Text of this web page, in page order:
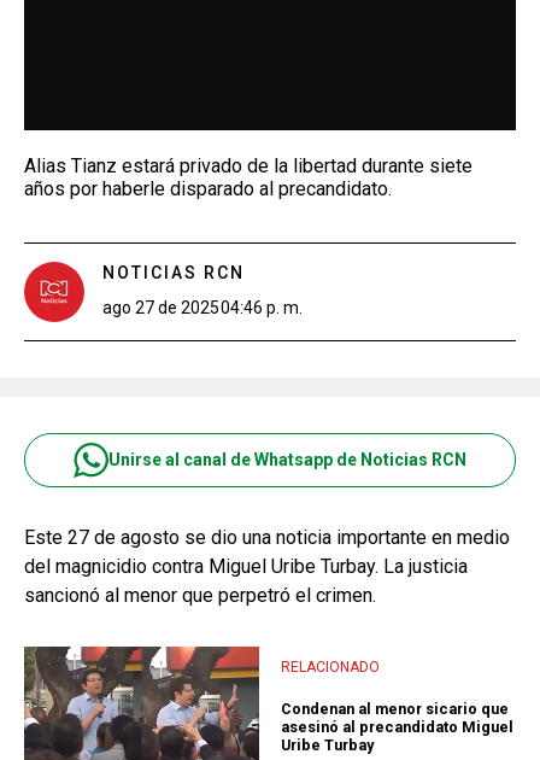
Alias Tianz estará privado de la libertad durante siete
años por haberle disparado al precandidato.
NOTICIAS RCN
ago 27 de 202504:46 p. m.
Unirse al canal de Whatsapp de Noticias RCN
Este 27 de agosto se dio una noticia importante en medio
del magnicidio contra Miguel Uribe Turbay. La justicia
sancionó al menor que perpetró el crimen.
RELACIONADO
Condenan al menor sicario que
asesinó al precandidato Miguel
Uribe Turbay